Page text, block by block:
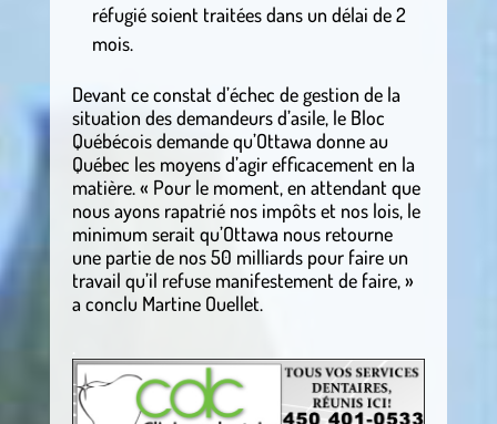
réfugié soient traitées dans un délai de 2
mois.
Devant ce constat d’échec de gestion de la
situation des demandeurs d’asile, le Bloc
Québécois demande qu’Ottawa donne au
Québec les moyens d’agir efficacement en la
matière. « Pour le moment, en attendant que
nous ayons rapatrié nos impôts et nos lois, le
minimum serait qu’Ottawa nous retourne
une partie de nos 50 milliards pour faire un
travail qu’il refuse manifestement de faire, »
a conclu Martine Ouellet.